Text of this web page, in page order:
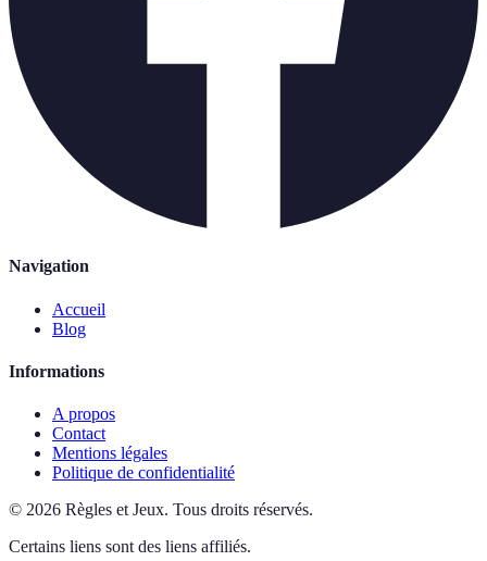
Navigation
Accueil
Blog
Informations
A propos
Contact
Mentions légales
Politique de confidentialité
© 2026 Règles et Jeux. Tous droits réservés.
Certains liens sont des liens affiliés.